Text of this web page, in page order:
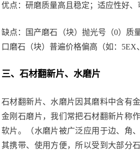
优点：研磨质量高且稳定；适应性好、
缺点：国产磨石（块）抛光号（0）质
口磨石（块）普遍价格偏高（如：5EX
三、石材翻新片、水磨片
石材翻新片、水磨片因其磨料中含有
金刚石磨片，我们常把石材翻新片称
软片。（水磨片被广泛应用于边、角
其携带、使用方便，所以受到大部分